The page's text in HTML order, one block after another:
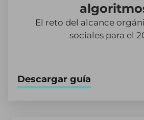
El reto del alcance
sociales para el
Descargar guía